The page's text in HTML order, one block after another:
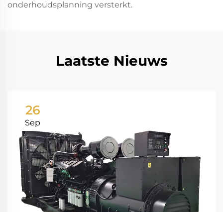
onderhoudsplanning versterkt.
Laatste Nieuws
26
Sep